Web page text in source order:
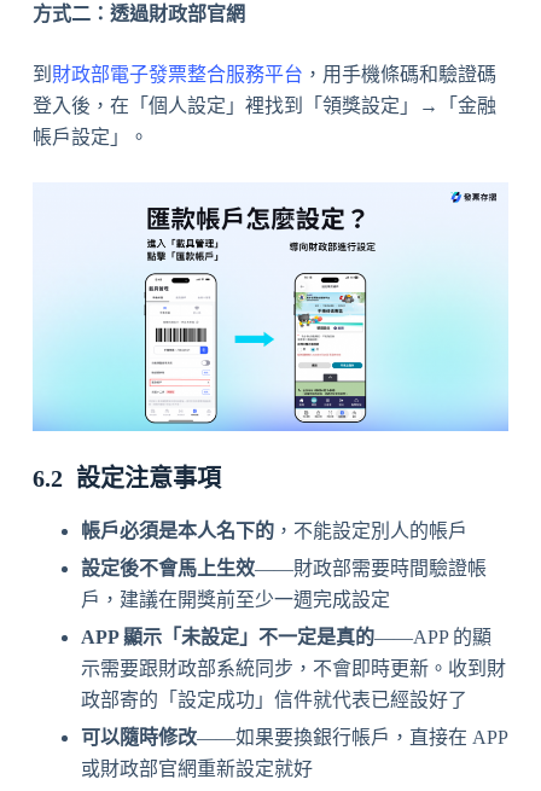
方式二：透過財政部官網
到 財政部電子發票整合服務平台 ，用手機條碼和驗證碼
登入後，在「個人設定」裡找到「領獎設定」→「金融
帳戶設定」。
設定注意事項
帳戶必須是本人名下的，不能設定別人的帳戶
設定後不會馬上生效——財政部需要時間驗證帳
戶，建議在開獎前至少一週完成設定
APP 顯示「未設定」不一定是真的——APP 的顯
示需要跟財政部系統同步，不會即時更新。收到財
政部寄的「設定成功」信件就代表已經設好了
可以隨時修改——如果要換銀行帳戶，直接在 APP
或財政部官網重新設定就好